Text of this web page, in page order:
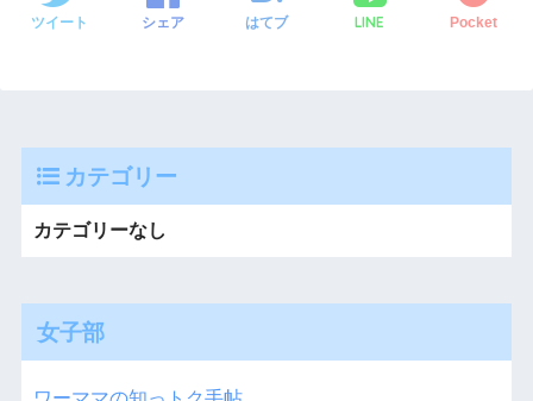
ツイート シェア はてブ LINE Pocket
カテゴリー
カテゴリーなし
女子部